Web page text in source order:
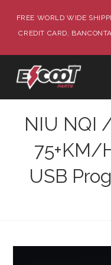
FREE WORLD WIDE
CREDIT CARD,
NIU NQI
75+KM/
USB